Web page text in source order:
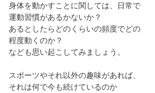
身体を動かすことに関しては、日常で
運動習慣があるかないか？
あるとしたらどのくらいの頻度でどの
程度動くのか？
なども思い起こしてみましょう。
スポーツやそれ以外の趣味があれば、
それは何で今も続けているのか